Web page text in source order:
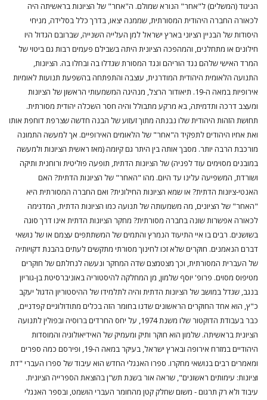
הניגוד (המשלים) ל"אחר" הנורא שמולם. ה"אחר" של הציונות בראשיתה היה
לכאורה החברה היהודית המסורתית, שממנה יצאו, בדרך כלל בסלידה, מניחי
היסודות של הבניין הציוני בארץ ישראל למן העלייה השנייה, שברובם הגדול היו
חילונים או מתחלנים, והמהפכה הציונית היתה בשבילם פעמים רבות גם ביטוי של
המרד האישי שלהם נגד הוריהם ונגד המסורת שגדלו בה ובחלו בה. הציונות,
התנועה הלאומית היהודית המודרנית, עוצבה והתפתחה בהשפעת תנועות לאומיות
אירופיות במאה ה-19. תיאודור הרצל, מנהיגה המשמעותי הראשון של הציונות
ומעצב דרכה ותדמיתה, בא מרקע מתבולל והיה חסר השכלה יהודית מסורתית.
תחושת הזהות היהודית שלו נבנתה מתוך זעזוע של הבנה חדשה שצרפת דוחפת אותו
ואת אחיו היהודים לתפקיד ה"אחר" של הלאומים האירופיים. אך למעשה התמונה
מורכבת הרבה יותר. מסבך אותה בין היתר גם קיומה (מאז ראשית הציונות ולמעשה
במובנים מסוימים עוד לפניה) של הציונות הדתית, תופעה פוליטית ורוחנית ותיקה
ושורדת, המשפיעה עלינו עד היום. מהו "האחר" של הציונות הדתית? האם
האנטי-ציונות הדתית? או שמא הציונות החילונית? ואם החברה המסורתית היא
"האחר" של הציונים, מה משמעותה של תנועה כמו הציונות הדתית, המדגימה
לכאורה אפשרות שונה בחברה מסורתית? מחקר הציונות הדתית אינו דרך סוגה
בשושנים. רבים בו איי התיעוד הנמרץ והתמים של המשתתפים עצמם או של נושאי
דברם הנאמנים. חוקרים שלא זכו לחינוך מסורתי מתקשים לעתים בהבנת דקויותיה
של העברית המסורתית, וכך מצטמצם שדה המחקר ונעשה לנחלתם של חוקרים
מטיפוס מסוים. פרופ' יוסף שלמון, מן המחלקה להיסטוריה באוניברסיטת בן-גוריון
בנגב, שגדל במושב של הציונות הדתית והיה לתלמידו של ההיסטוריון הדגול יעקב
כ"ץ, הוא אחד החוקרים הראשונים שדנו בחומר הזה בכלים מתודולוגיים קפדניים,
כבר בעבודת הדוקטור שלו משנת 1974, על יחס החרדים ברוסיה ובפולין לתנועה
הציונית בראשיתה. שלמון הוא חוקר ותיק ומעמיק של האידיאולוגיה והמוסדות
היהודיים במזרח אירופה ובארץ ישראל, בעיקר במאה ה-19, ופירסם כמה ספרים
ומאמרים רבים בנושאי מחקרו. ספרו האנגלי החדש הוא עיבוד של ספרו העברי "דת
וציונות: עימותים ראשונים", שראה אור בשנת תש"ן בהוצאת הספרייה הציונית.
עיבוד ולא רק תרגום - משום שחלק קטן מהחומר העברי הושמט, ובספר האנגלי